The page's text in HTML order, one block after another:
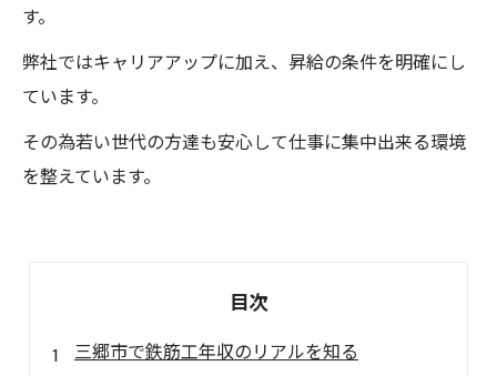
す。
弊社ではキャリアアップに加え、昇給の条件を明確にし
ています。
その為若い世代の方達も安心して仕事に集中出来る環境
を整えています。
目次
三郷市で鉄筋工年収のリアルを知る